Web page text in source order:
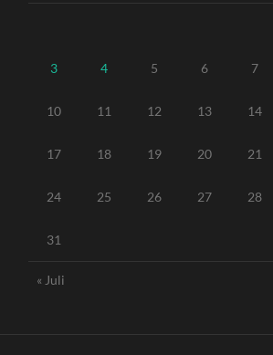
3 4 5 6 7
10 11 12 13 14
17 18 19 20 21
24 25 26 27 28
31
« Juli